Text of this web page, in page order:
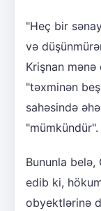
"Heç bir
və
Krişnan
"təxminən
sahəsində
"mümkündür".
Bununla
edib ki,
obyektlərinə